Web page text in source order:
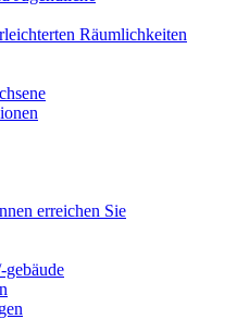
Räumlichkeiten
erreichen Sie
gebäude